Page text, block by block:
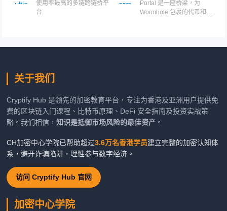
使用率最高的多链跨链桥平
台
Portal 是一座桥梁，为
Wormhole 包裹的代币和
关于我们
Cryptify Hub 是领先的加密教育平台，专注为香港及亚洲用户提供免
费的区块链入门课程、比特币原理、DeFi 安全指南及投资实战策
略。我们相信，知识是抵御市场风险的最佳资产 。
CH加密中心学院已帮助超过3.6万名香港学员建立完整的加密认知体
系，避开诈骗陷阱，理性参与数字经济。
访问 Cryptify Hub 官网
加密中心学院